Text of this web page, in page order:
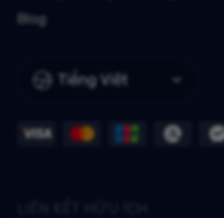
Tiếng Việt
Blog